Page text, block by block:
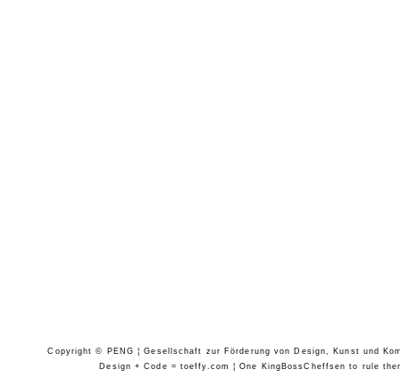
Copyright © PENG ¦ Gesellschaft zur Förderung von Design, Kunst und
Design + Code = toeffy.com ¦ One KingBossCheffsen to rule